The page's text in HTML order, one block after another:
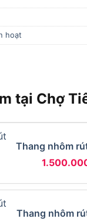
hoạt
tại Chợ
Thang nhôm
Thang nhôm